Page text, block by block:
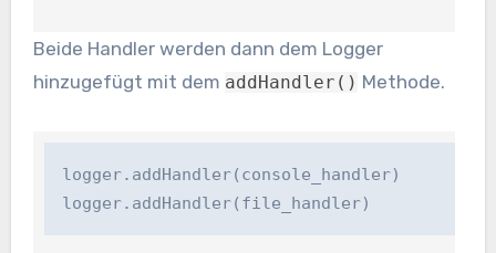
Beide Handler werden dann dem Logger
hinzugefügt mit dem addHandler() Methode.
logger.addHandler(console_handler)
logger.addHandler(file_handler)